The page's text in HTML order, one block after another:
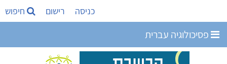
כניסה רישום חיפוש
פסיכולוגיה עברית